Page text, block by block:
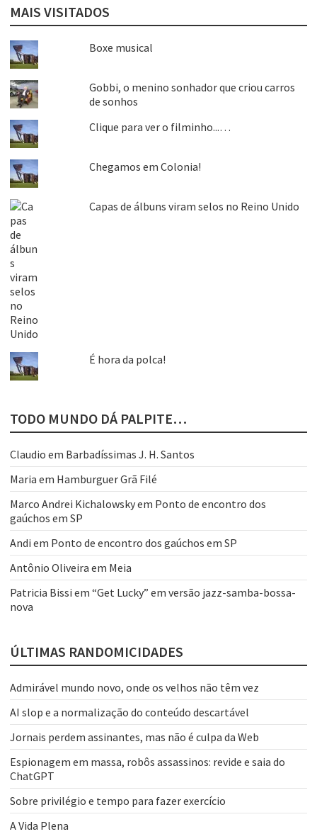
MAIS VISITADOS
Boxe musical
Gobbi, o menino sonhador que criou carros
de sonhos
Clique para ver o filminho...…
Chegamos em Colonia!
Capas de álbuns viram selos no Reino Unido
É hora da polca!
TODO MUNDO DÁ PALPITE…
Claudio em Barbadíssimas J. H. Santos
Maria em Hamburguer Grã Filé
Marco Andrei Kichalowskyem Ponto de encontro dos
gaúchos em SP
Andi em Ponto de encontro dos gaúchos em SP
Antônio Oliveira em Meia
Patricia Bissi em “Get Lucky” em versão jazz-samba-bossa-
nova
ÚLTIMAS RANDOMICIDADES
Admirável mundo novo, onde os velhos não têm vez
AI slop e a normalização do conteúdo descartável
Jornais perdem assinantes, mas não é culpa da Web
Espionagem em massa, robôs assassinos: revide e saia do
ChatGPT
Sobre privilégio e tempo para fazer exercício
A Vida Plena